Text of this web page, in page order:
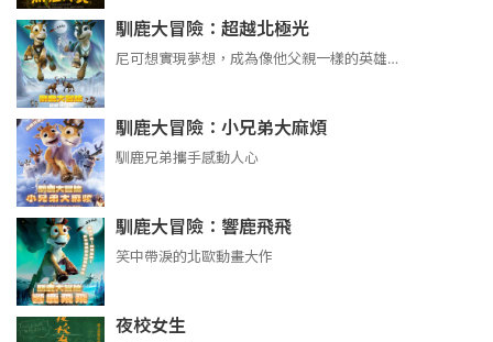
馴鹿大冒險：超越北極光
尼可想實現夢想，成為像他父親一樣的英雄…
馴鹿大冒險：小兄弟大麻煩
馴鹿兄弟攜手感動人心
馴鹿大冒險：響鹿飛飛
笑中帶淚的北歐動畫大作
夜校女生